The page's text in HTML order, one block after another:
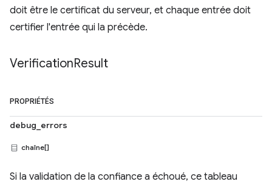
doit être le certificat du serveur, et chaque entrée doit
certifier l'entrée qui la précède.
VerificationResult
PROPRIÉTÉS
debug_errors
chaîne[]
Si la validation de la confiance a échoué, ce tableau